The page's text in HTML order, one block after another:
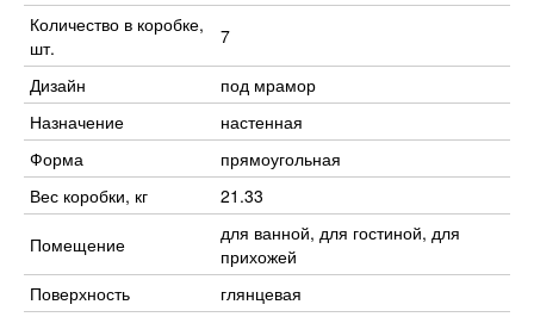
Количество в коробке,
шт.
7
Дизайн
под мрамор
Назначение
настенная
Форма
прямоугольная
Вес коробки, кг
21.33
Помещение
для ванной, для гостиной, для
прихожей
Поверхность
глянцевая